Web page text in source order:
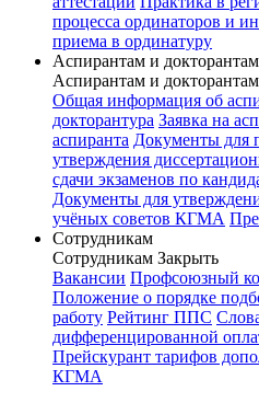
процесса ординаторов и
приема в ординатуру
Аспирантам и докторантам
Аспирантам и докторантам
Общая информация об
докторантура Заявка на
аспиранта Документы для
утверждения
сдачи экзаменов по
Документы для
учёных советов КГМА
Сотрудникам
Сотрудникам Закрыть
Вакансии Профсоюзный
Положение о порядке
работу Рейтинг ППС
дифференцированной
Прейскурант тарифов
КГМА